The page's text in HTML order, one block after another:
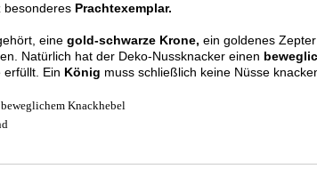
besonderes Prachtexemplar.
eine gold-schwarze Krone, ein goldenes
Natürlich hat der Deko-Nussknacker einen
Ein König muss schließlich keine Nüsse
Knackhebel